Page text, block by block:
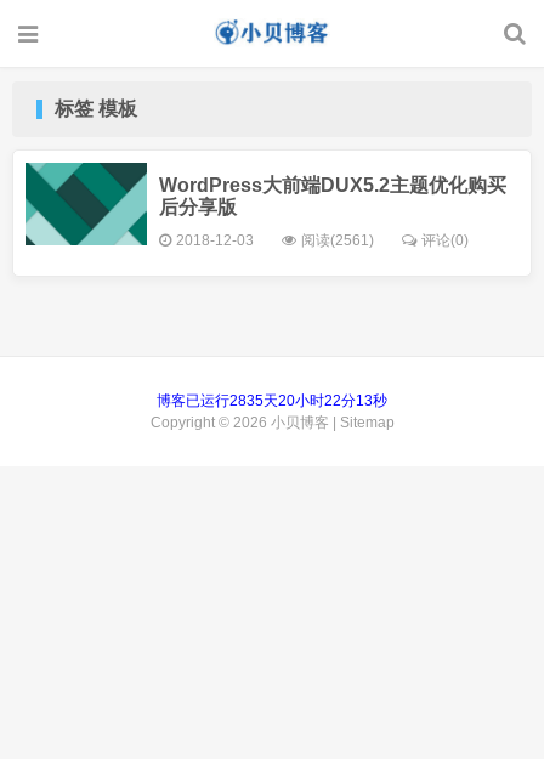
标签 模板
WordPress大前端DUX5.2主题优化购买
后分享版
2018-12-03 阅读(2561) 评论(0)
博客已运行2835天20小时22分13秒
Copyright © 2026 小贝博客 Sitemap